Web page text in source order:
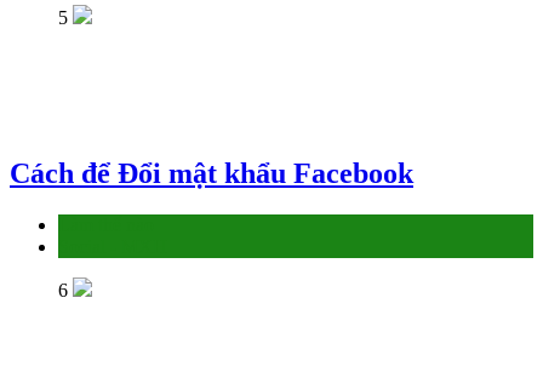
5
Cách để Đổi mật khẩu Facebook
6